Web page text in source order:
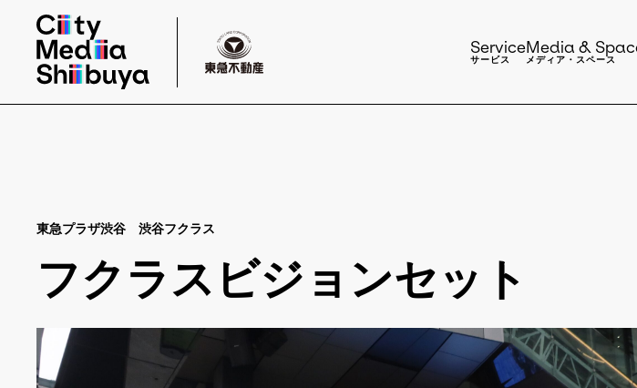
Service
サービス
Media &
メディア・スペース
東急プラザ渋谷 渋谷フクラス
フクラスビジョンセット